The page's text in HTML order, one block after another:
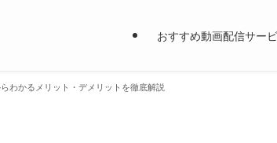
おすすめ動画配信サー
わかるメリット・デメリットを徹底解説